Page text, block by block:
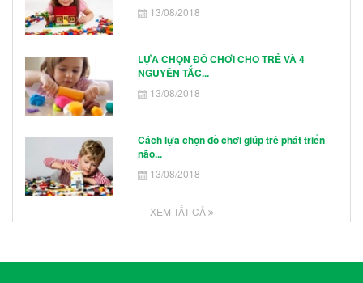
13/08/2018
LỰA CHỌN ĐỒ CHƠI CHO TRẺ VÀ 4
NGUYÊN TẮC...
13/08/2018
Cách lựa chọn đồ chơi giúp trẻ phát triển
não...
13/08/2018
XEM TẤT CẢ